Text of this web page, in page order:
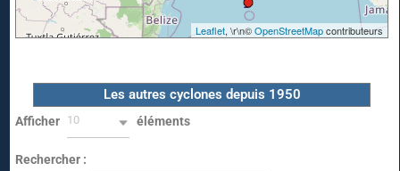
Leaflet, \r\n©OpenStreetMapcontributeurs
Les autres cyclones depuis 1950
Afficher 10 éléments
Rechercher :